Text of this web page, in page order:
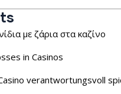
με ζάρια στα καζίνο
in Casinos
verantwortungsvoll